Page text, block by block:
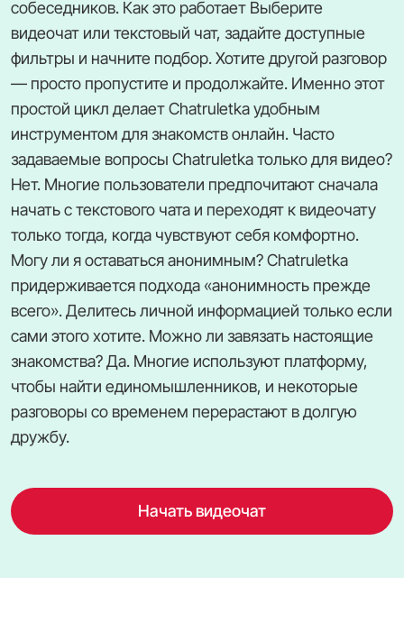
собеседников. Как это работает Выберите
видеочат или текстовый чат, задайте доступные
фильтры и начните подбор. Хотите другой разговор
— просто пропустите и продолжайте. Именно этот
простой цикл делает Chatruletka удобным
инструментом для знакомств онлайн. Часто
задаваемые вопросы Chatruletka только для видео?
Нет. Многие пользователи предпочитают сначала
начать с текстового чата и переходят к видеочату
только тогда, когда чувствуют себя комфортно.
Могу ли я оставаться анонимным? Chatruletka
придерживается подхода «анонимность прежде
всего». Делитесь личной информацией только если
сами этого хотите. Можно ли завязать настоящие
знакомства? Да. Многие используют платформу,
чтобы найти единомышленников, и некоторые
разговоры со временем перерастают в долгую
дружбу.
Начать видеочат